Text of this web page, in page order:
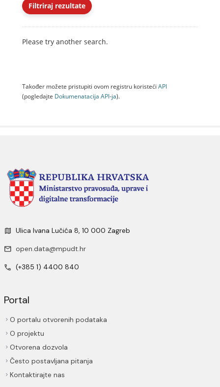
Filtriraj rezultate
Please try another search.
Također možete pristupiti ovom registru koristeći API
(pogledajte Dokumenаtаcijа API-jа).